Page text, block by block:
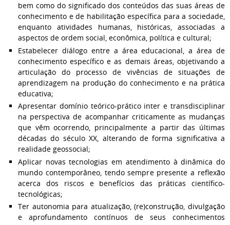
bem como do significado dos conteúdos das suas áreas de
conhecimento e de habilitação específica para a sociedade,
enquanto atividades humanas, históricas, associadas a
aspectos de ordem social, econômica, política e cultural;
Estabelecer diálogo entre a área educacional, a área de
conhecimento específico e as demais áreas, objetivando a
articulação do processo de vivências de situações de
aprendizagem na produção do conhecimento e na prática
educativa;
Apresentar domínio teórico-prático inter e transdisciplinar
na perspectiva de acompanhar criticamente as mudanças
que vêm ocorrendo, principalmente a partir das últimas
décadas do século XX, alterando de forma significativa a
realidade geossocial;
Aplicar novas tecnologias em atendimento à dinâmica do
mundo contemporâneo, tendo sempre presente a reflexão
acerca dos riscos e benefícios das práticas científico-
tecnológicas;
Ter autonomia para atualização, (re)construção, divulgação
e aprofundamento contínuos de seus conhecimentos